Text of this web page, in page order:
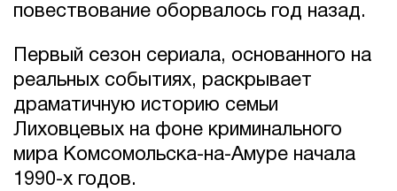
повествование оборвалось год назад.
Первый сезон сериала, основанного на
реальных событиях, раскрывает
драматичную историю семьи
Лиховцевых на фоне криминального
мира Комсомольска-на-Амуре начала
1990-х годов.